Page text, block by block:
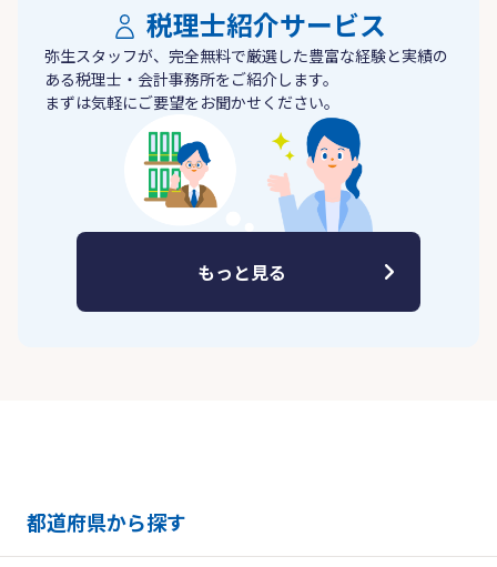
税理士紹介サービス
弥生スタッフが、完全無料で厳選した豊富な経験と実績の
ある税理士・会計事務所をご紹介します。
まずは気軽にご要望をお聞かせください。
もっと見る
都道府県から探す